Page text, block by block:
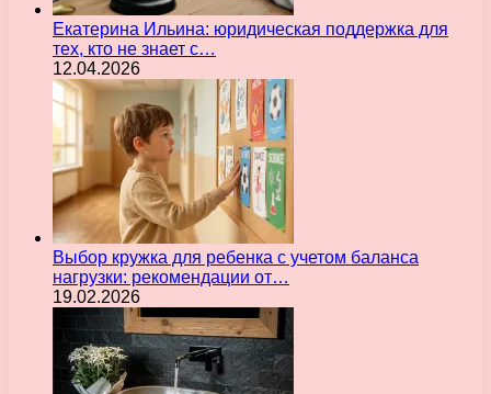
Екатерина Ильина: юридическая поддержка для
тех, кто не знает с…
12.04.2026
Выбор кружка для ребенка с учетом баланса
нагрузки: рекомендации от…
19.02.2026